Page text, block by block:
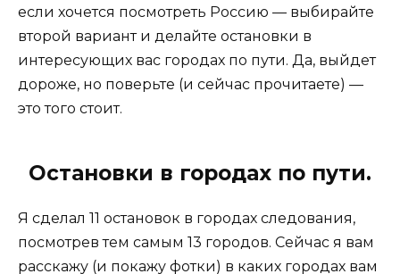
если хочется посмотреть Россию — выбирайте
второй вариант и делайте остановки в
интересующих вас городах по пути. Да, выйдет
дороже, но поверьте (и сейчас прочитаете) —
это того стоит.
Остановки в городах по пути.
Я сделал 11 остановок в городах следования,
посмотрев тем самым 13 городов. Сейчас я вам
расскажу (и покажу фотки) в каких городах вам